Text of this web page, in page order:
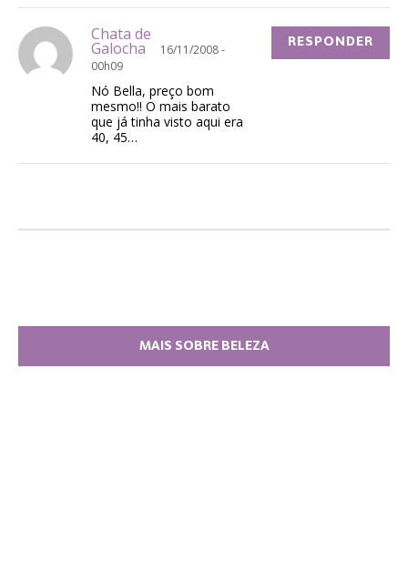
Chata de
Galocha
16/11/2008 -
00h09
Nó Bella, preço bom
mesmo!! O mais barato
que já tinha visto aqui era
40, 45…
RESPONDER
MAIS SOBRE BELEZA